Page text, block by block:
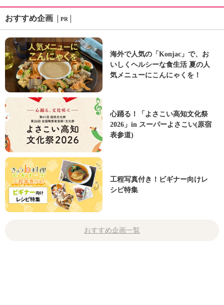
おすすめ企画 PR
海外で人気の「Konjac」で、お
いしくヘルシーな食生活 夏の人
気メニューにこんにゃくを！
心踊る！「よさこい高知文化祭
2026」in スーパーよさこい(原宿
表参道)
工程写真付き！ビギナー向けレ
シピ特集
おすすめ企画一覧